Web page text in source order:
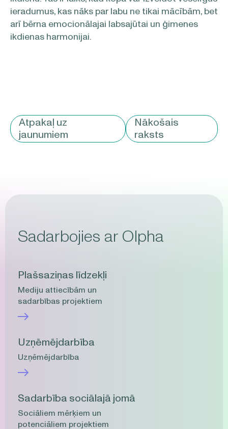
ieradumus, kas nāks par labu ne tikai mācībām, bet
arī bērna emocionālajai labsajūtai un ģimenes
ikdienas harmonijai.
Atpakaļ uz
jaunumiem
Nākošais
raksts
Sadarbojies ar Olpha
Plašsaziņas līdzekļi
Mediju attiecībām un
sadarbības projektiem
Uzņēmējdarbība
Uzņēmējdarbība
Sadarbība sociālajā jomā
Sociāliem mērķiem un
potenciāliem projektiem